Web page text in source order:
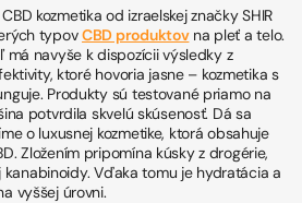
kozmetika od izraelskej značky SHIR
typovCBD produktovna pleť a telo.
má navyše k dispozícii výsledky z
ktoré hovoria jasne – kozmetika s
Produkty sú testované priamo na
potvrdila skvelú skúsenosť. Dá sa
o luxusnej kozmetike, ktorá obsahuje
Zložením pripomína kúsky z drogérie,
kanabinoidy. Vďaka tomu je hydratácia a
vyššej úrovni.